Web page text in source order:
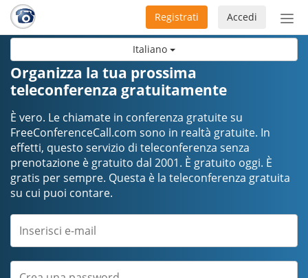
Italiano
Accedi
Registrati
Organizza la tua prossima
teleconferenza gratuitamente
È vero. Le chiamate in conferenza gratuite su
FreeConferenceCall.com sono in realtà gratuite. In
effetti, questo servizio di teleconferenza senza
prenotazione è gratuito dal 2001. È gratuito oggi. È
gratis per sempre. Questa è la teleconferenza gratuita
su cui puoi contare.